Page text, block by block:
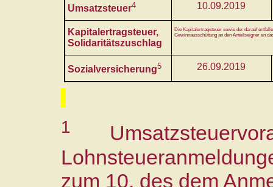
Umsatzsteuer4 10.09.2019
Kapitalertragsteuer,
Solidaritätszuschlag
Die Kapitalertragsteuer sowie der darauf
Gewinnausschüttung an den Anteilseigner an
Sozialversicherung5 26.09.2019
1
zum 10. des dem